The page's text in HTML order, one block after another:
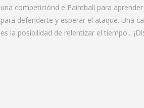
una competiciónd e Paintball para
para defenderte y esperar el ataque. Una
es la posibilidad de relentizar el tiempo...